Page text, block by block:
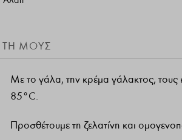
ΤΗ ΜΟΥΣ
Με το γάλα, την κρέμα γάλακτος, τους
85°C.
Προσθέτουμε τη ζελατίνη και